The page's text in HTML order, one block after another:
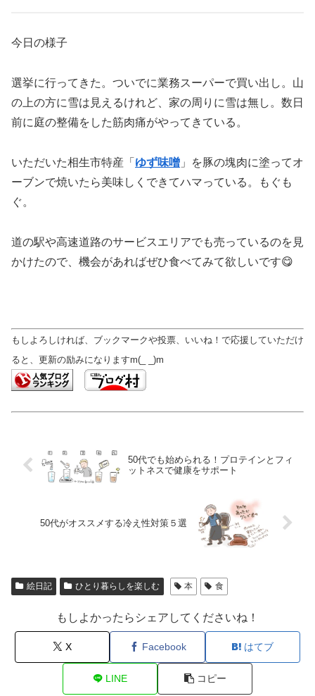
今日の様子
選挙に行ってきた。ついでに業務スーパーで買い出し。山
の上の方に雪は見えるけれど、家の周りに雪は無し。数日
前に庭の整備をした筋肉痛がやってきている。
いただいた相生市特産「 ゆず味噌 」を豚の塊肉に塗ってオ
ーブンで焼いたら美味しくできてハマっている。もぐも
ぐ。
道の駅や高速道路のサービスエリアでも売っているのを見
かけたので、機会があればぜひ食べてみて欲しいです😋
もしよろしければ、ブックマークや投票、いいね！で応援していただけ
ると、更新の励みになりますm(_ _)m
50代でも始められる！プロテインとフィ
ットネスで健康をサポート
50代がオススメする冷え性対策５選
絵日記 ひとり暮らしを楽しむ 本 食
もしよかったらシェアしてくださいね！
X Facebook はてブ
LINE コピー